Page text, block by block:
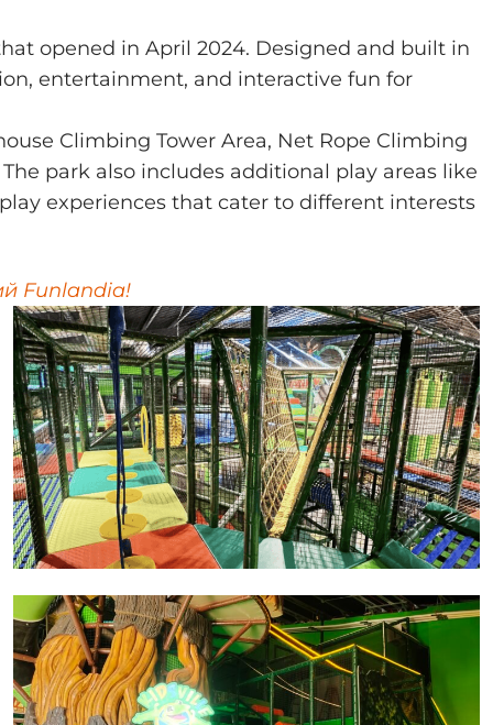
opened in April 2024. Designed and built in
entertainment, and interactive fun for
Climbing Tower Area, Net Rope Climbing
park also includes additional play areas like
experiences that cater to different interests
Funlandia!